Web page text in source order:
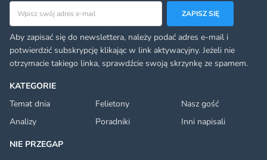
KATEGORIE
Temat dnia
Felietony
Nasz gość
Analizy
Poradniki
Inni napisali
NIE PRZEGAP
Adres email
ZAPISZ SIĘ
Aby zapisać się do newslettera, należy podać adres e-mail i
potwierdzić subskrypcję klikając w link aktywacyjny. Jeżeli nie
otrzymacie takiego linka, sprawdźcie swoją skrzynkę ze spamem.